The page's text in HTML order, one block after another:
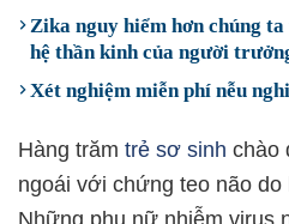
Zika nguy hiểm hơn chúng
hệ thần kinh của người
Xét nghiệm miễn phí nễu
Hàng trăm trẻ sơ sinh chào
ngoái với chứng teo não do
Những phụ nữ nhiễm virus